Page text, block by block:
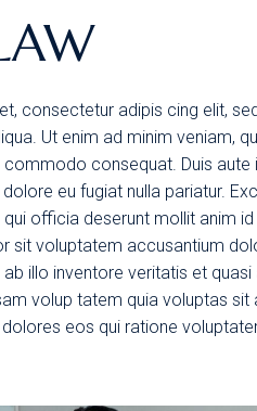
consectetur adipis cing elit,
Ut enim ad minim veniam,
commodo consequat. Duis aute
eu fugiat nulla pariatur.
qui officia deserunt mollit anim
sit voluptatem accusantium
illo inventore veritatis et
volup tatem quia voluptas sit
eos qui ratione